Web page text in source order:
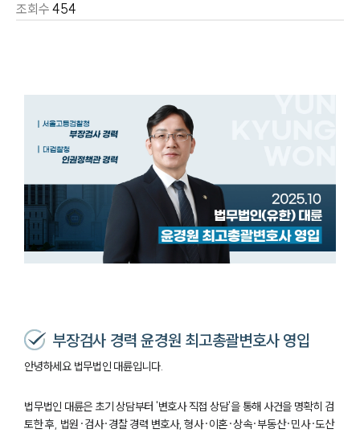
조회수 454
부장검사 경력 윤경원 최고총괄변호사 영입
안녕하세요 법무법인 대륜입니다.
법무법인 대륜은 초기 상담부터 '변호사 직접 상담'을 통해 사건을 명확히 검
토한 후, 법원·검사·경찰 경력 변호사, 형사·이혼·상속·부동산·민사·도산